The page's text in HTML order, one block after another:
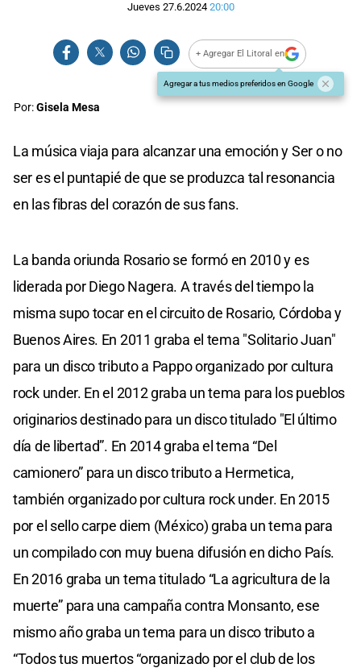
Jueves 27.6.2024 20:00
+ Agregar El Litoral en
Agregar a tus medios preferidos en Google
Por:Gisela Mesa
La música viaja para alcanzar una emoción y Ser o no
ser es el puntapié de que se produzca tal resonancia
en las fibras del corazón de sus fans.
La banda oriunda Rosario se formó en 2010 y es
liderada por Diego Nagera. A través del tiempo la
misma supo tocar en el circuito de Rosario, Córdoba y
Buenos Aires. En 2011 graba el tema "Solitario Juan"
para un disco tributo a Pappo organizado por cultura
rock under. En el 2012 graba un tema para los pueblos
originarios destinado para un disco titulado "El último
día de libertad”. En 2014 graba el tema “Del
camionero” para un disco tributo a Hermetica,
también organizado por cultura rock under. En 2015
por el sello carpe diem (México) graba un tema para
un compilado con muy buena difusión en dicho País.
En 2016 graba un tema titulado “La agricultura de la
muerte” para una campaña contra Monsanto, ese
mismo año graba un tema para un disco tributo a
“Todos tus muertos “organizado por el club de los